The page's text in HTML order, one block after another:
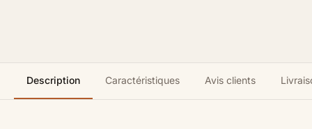
Description Caractéristiques Avis clients